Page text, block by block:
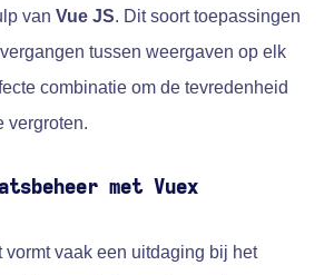
van Vue JS. Dit soort toepassingen
tussen weergaven op elk
combinatie om de tevredenheid
vergroten.
met Vuex
vormt vaak een uitdaging bij het